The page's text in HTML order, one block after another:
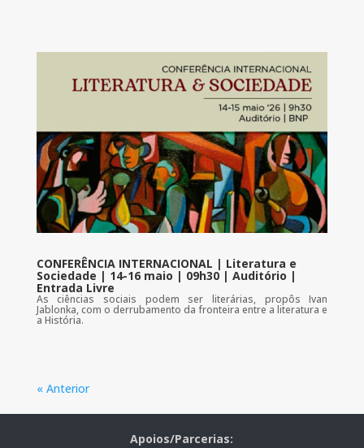
CONFERÊNCIA INTERNACIONAL | Literatura e
Sociedade | 14-16 maio | 09h30 | Auditório |
Entrada Livre
As ciências sociais podem ser literárias, propôs Ivan
Jablonka, com o derrubamento da fronteira entre a literatura e
a História.
« Anterior
Apoios/Parcerias: